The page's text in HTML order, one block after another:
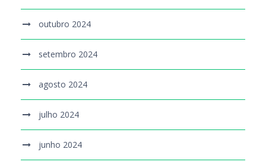
outubro 2024
setembro 2024
agosto 2024
julho 2024
junho 2024